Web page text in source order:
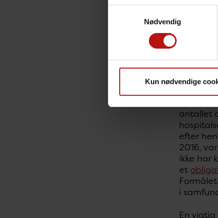
Nødvendig
Kun nødvendige
år har
Det er
antallet
efter
2016,
ikke har
et
i
En